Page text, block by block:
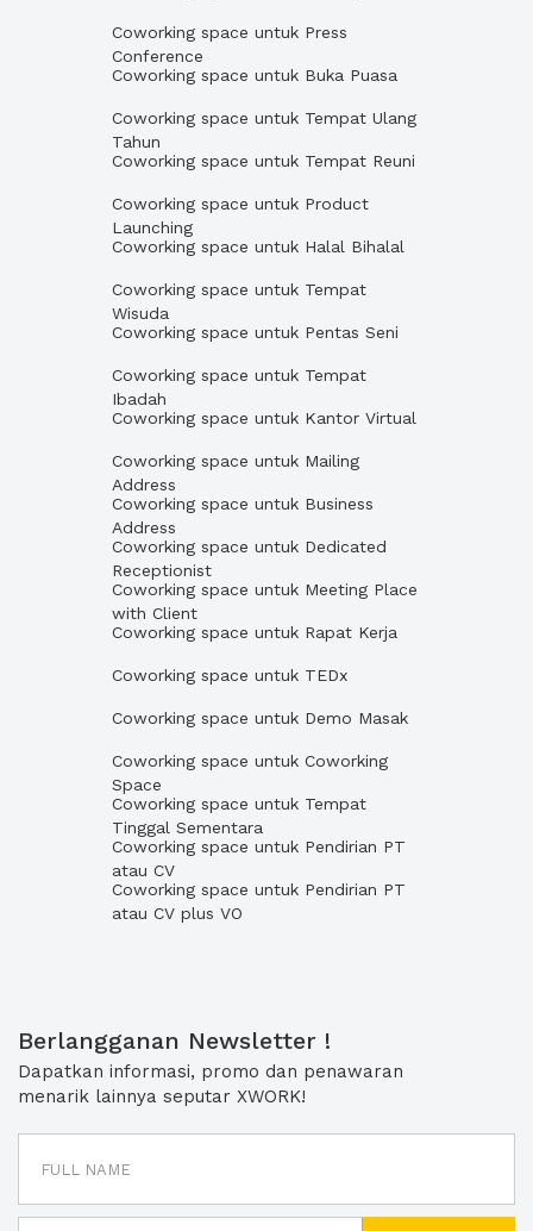
Coworking space untuk Press
Conference
Coworking space untuk Buka Puasa
Coworking space untuk Tempat Ulang
Tahun
Coworking space untuk Tempat Reuni
Coworking space untuk Product
Launching
Coworking space untuk Halal Bihalal
Coworking space untuk Tempat
Wisuda
Coworking space untuk Pentas Seni
Coworking space untuk Tempat
Ibadah
Coworking space untuk Kantor Virtual
Coworking space untuk Mailing
Address
Coworking space untuk Business
Address
Coworking space untuk Dedicated
Receptionist
Coworking space untuk Meeting Place
with Client
Coworking space untuk Rapat Kerja
Coworking space untuk TEDx
Coworking space untuk Demo Masak
Coworking space untuk Coworking
Space
Coworking space untuk Tempat
Tinggal Sementara
Coworking space untuk Pendirian PT
atau CV
Coworking space untuk Pendirian PT
atau CV plus VO
Berlangganan Newsletter !
Dapatkan informasi, promo dan penawaran
menarik lainnya seputar XWORK!